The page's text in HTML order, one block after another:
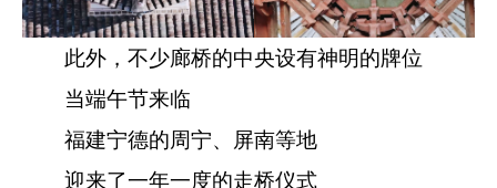
此外，不少廊桥的中央设有神明的牌位
当端午节来临
福建宁德的周宁、屏南等地
迎来了一年一度的走桥仪式